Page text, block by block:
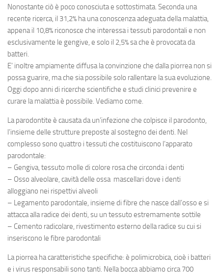
Nonostante ciò è poco conosciuta e sottostimata. Seconda una
recente ricerca, il 31,2% ha una conoscenza adeguata della malattia,
appena il 10,8% riconosce che interessa i tessuti parodontali e non
esclusivamente le gengive, e solo il 2,5% sa che è provocata da
batteri.
E’ inoltre ampiamente diffusa la convinzione che dallapiorreanon si
possa guarire, ma che sia possibile solo rallentare la sua evoluzione.
Oggi dopo anni di ricerche scientifiche e studi clinici prevenire e
curare la malattia è possibile. Vediamo come.
Laparodontite è causata da un’infezione che colpisce il parodonto,
l’insieme delle strutture preposte al sostegno dei denti. Nel
complesso sono quattro i tessuti che costituiscono l’apparato
parodontale:
– Gengiva, tessuto molle di colore rosa che circonda i denti
– Osso alveolare, cavità delle ossa mascellari dove i denti
alloggiano nei rispettivi alveoli
– Legamento parodontale, insieme di fibre che nasce dall’osso e si
attacca alla radice dei denti, su un tessuto estremamente sottile
– Cemento radicolare, rivestimento esterno della radice su cui si
inseriscono le fibre parodontali
Lapiorreaha caratteristiche specifiche: è polimicrobica, cioè i batteri
e i virus responsabili sono tanti. Nella bocca abbiamo circa 700